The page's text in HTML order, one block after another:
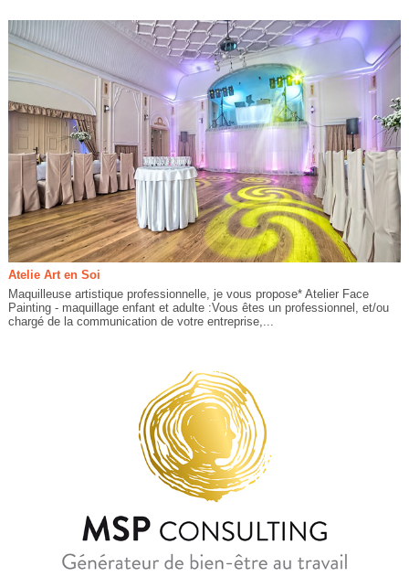
Atelie Art en Soi
Maquilleuse artistique professionnelle, je vous propose* Atelier Face
Painting - maquillage enfant et adulte :Vous êtes un professionnel, et/ou
chargé de la communication de votre entreprise,...